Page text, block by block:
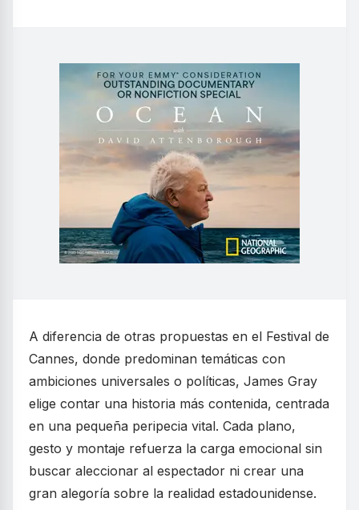
A diferencia de otras propuestas en el Festival de
Cannes, donde predominan temáticas con
ambiciones universales o políticas, James Gray
elige contar una historia más contenida, centrada
en una pequeña peripecia vital. Cada plano,
gesto y montaje refuerza la carga emocional sin
buscar aleccionar al espectador ni crear una
gran alegoría sobre la realidad estadounidense.